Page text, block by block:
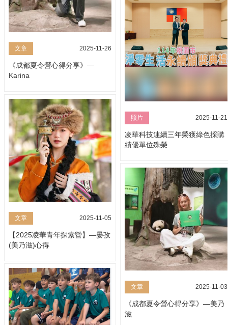
文章 2025-11-26
《成都夏令營心得分享》—
Karina
照片 2025-11-21
凌華科技連續三年榮獲綠色採購
績優單位殊榮
文章 2025-11-05
【2025凌華青年探索營】—晏孜
(美乃滋)心得
文章 2025-11-03
《成都夏令營心得分享》—美乃
滋